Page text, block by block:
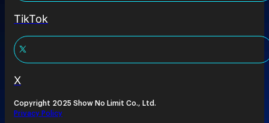
TikTok
X
Copyright 2025 Show No Limit Co., Ltd.
Privacy Policy